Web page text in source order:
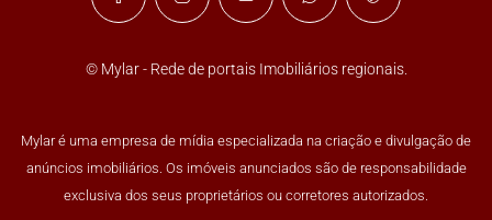
© Mylar - Rede de portais Imobiliários regionais.
Mylar é uma empresa de mídia especializada na criação e divulgação de
anúncios imobiliários. Os imóveis anunciados são de responsabilidade
exclusiva dos seus proprietários ou corretores autorizados.